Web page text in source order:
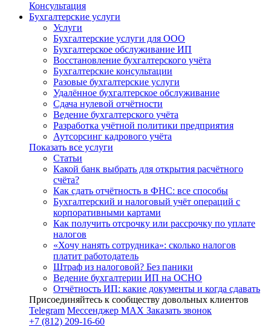
Консультация
Бухгалтерские услуги
Услуги
Бухгалтерские услуги для ООО
Бухгалтерское обслуживание ИП
Восстановление бухгалтерского учёта
Бухгалтерские консультации
Разовые бухгалтерские услуги
Удалённое бухгалтерское обслуживание
Сдача нулевой отчётности
Ведение бухгалтерского учёта
Разработка учётной политики предприятия
Аутсорсинг кадрового учёта
Показать все услуги
Статьи
Какой банк выбрать для открытия расчётного
счёта?
Как сдать отчётность в ФНС: все способы
Бухгалтерский и налоговый учёт операций с
корпоративными картами
Как получить отсрочку или рассрочку по уплате
налогов
«Хочу нанять сотрудника»: сколько налогов
платит работодатель
Штраф из налоговой? Без паники
Ведение бухгалтерии ИП на ОСНО
Отчётность ИП: какие документы и когда сдавать
Присоединяйтесь к сообществу довольных клиентов
Telegram Мессенджер MAX Заказать звонок
+7 (812) 209-16-60